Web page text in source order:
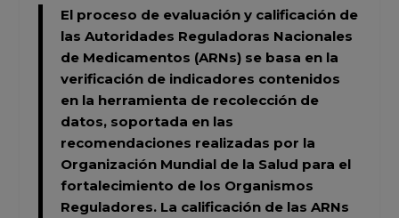
El proceso de evaluación y calificación de
las Autoridades Reguladoras Nacionales
de Medicamentos (ARNs) se basa en la
verificación de indicadores contenidos
en la herramienta de recolección de
datos, soportada en las
recomendaciones realizadas por la
Organización Mundial de la Salud para el
fortalecimiento de los Organismos
Reguladores. La calificación de las ARNs